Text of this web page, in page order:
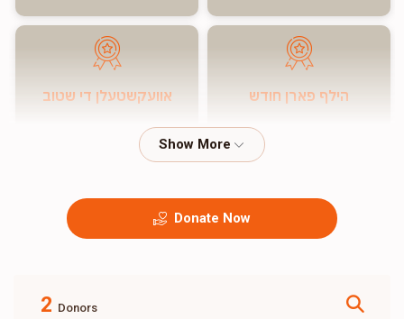
הילף פארן חודש אוועקשטעלן די שטוב
Donate Now
2 Donors